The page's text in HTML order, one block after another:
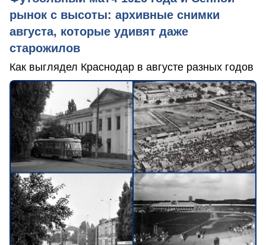
рынок с высоты: архивные снимки
августа, которые удивят даже
старожилов
Как выглядел Краснодар в августе разных годов